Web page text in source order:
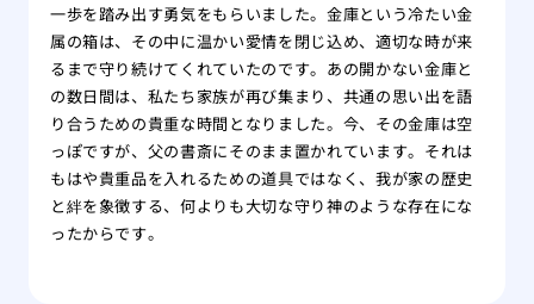
一歩を踏み出す勇気をもらいました。金庫という冷たい金
属の箱は、その中に温かい愛情を閉じ込め、適切な時が来
るまで守り続けてくれていたのです。あの開かない金庫と
の数日間は、私たち家族が再び集まり、共通の思い出を語
り合うための貴重な時間となりました。今、その金庫は空
っぽですが、父の書斎にそのまま置かれています。それは
もはや貴重品を入れるための道具ではなく、我が家の歴史
と絆を象徴する、何よりも大切な守り神のような存在にな
ったからです。